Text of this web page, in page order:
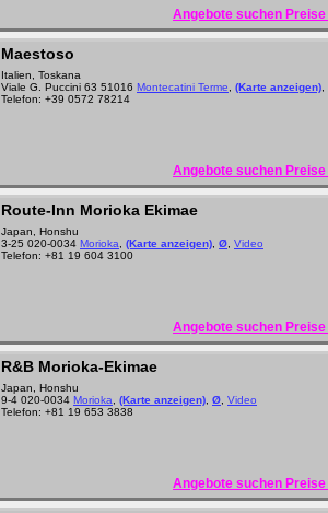
Angebote suchen
Maestoso
Italien, Toskana
Viale G. Puccini 63 51016 Montecatini Terme (Karte anzeigen)
Telefon: +39 0572 78214
Angebote suchen
Route-Inn Morioka Ekimae
Japan, Honshu
3-25 020-0034 Morioka (Karte anzeigen) Ø Video
Telefon: +81 19 604 3100
Angebote suchen
R&B Morioka-Ekimae
Japan, Honshu
9-4 020-0034 Morioka (Karte anzeigen) Ø Video
Telefon: +81 19 653 3838
Angebote suchen